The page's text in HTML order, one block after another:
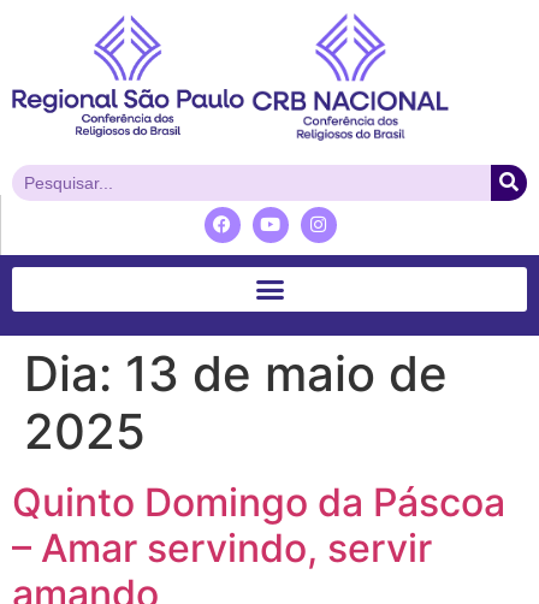
Dia: 13 de maio de
2025
Quinto Domingo da Páscoa
– Amar servindo, servir
amando